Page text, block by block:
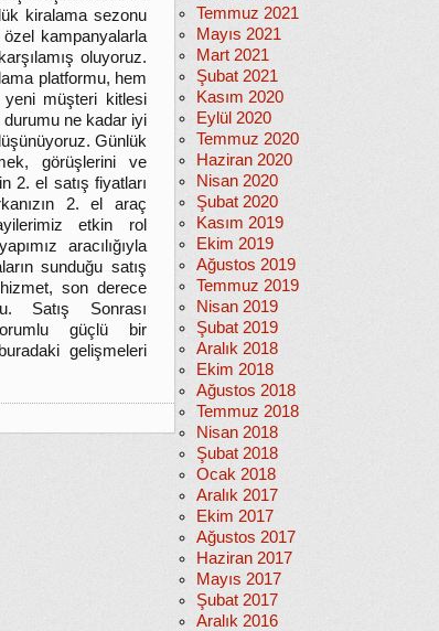
kiralama sezonu
kampanyalarla
oluyoruz.
platformu, hem
yeni müşteri kitlesi
durumu ne kadar iyi
Günlük
görüşlerini ve
2. el satış fiyatları
2. el araç
etkin rol
aracılığıyla
sunduğu satış
son derece
Satış Sonrası
güçlü bir
gelişmeleri
Temmuz 2021
Mayıs 2021
Mart 2021
Şubat 2021
Kasım 2020
Eylül 2020
Temmuz 2020
Haziran 2020
Nisan 2020
Şubat 2020
Kasım 2019
Ekim 2019
Ağustos 2019
Temmuz 2019
Nisan 2019
Şubat 2019
Aralık 2018
Ekim 2018
Ağustos 2018
Temmuz 2018
Nisan 2018
Şubat 2018
Ocak 2018
Aralık 2017
Ekim 2017
Ağustos 2017
Haziran 2017
Mayıs 2017
Şubat 2017
Aralık 2016